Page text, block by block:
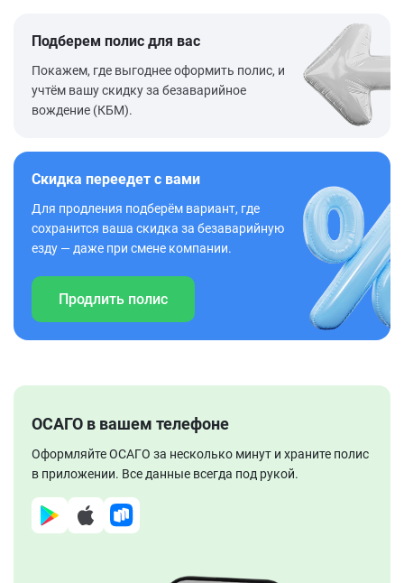
Подберем полис для вас
Покажем, где выгоднее оформить полис, и
учтём вашу скидку за безаварийное
вождение (КБМ).
Скидка переедет с вами
Для продления подберём вариант, где
сохранится ваша скидка за безаварийную
езду — даже при смене компании.
Продлить полис
ОСАГО в вашем телефоне
Оформляйте ОСАГО за несколько минут и храните полис
в приложении. Все данные всегда под рукой.